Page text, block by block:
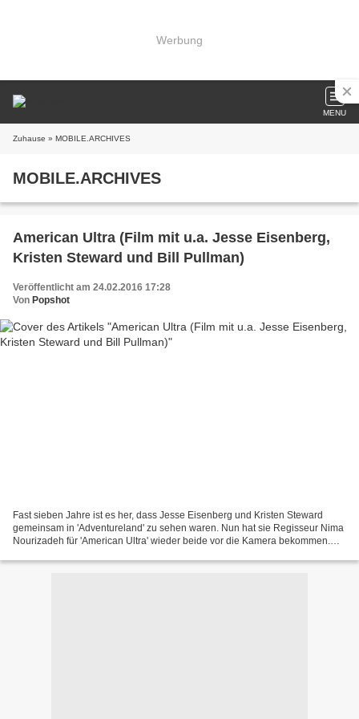
Werbung
MENU
Zuhause » MOBILE.ARCHIVES
MOBILE.ARCHIVES
American Ultra (Film mit u.a. Jesse Eisenberg,
Kristen Steward und Bill Pullman)
Veröffentlicht am 24.02.2016 17:28
Von Popshot
Fast sieben Jahre ist es her, dass Jesse Eisenberg und Kristen Steward
gemeinsam in 'Adventureland' zu sehen waren. Nun hat sie Regisseur Nima
Nourizadeh für 'American Ultra' wieder beide vor die Kamera bekommen.